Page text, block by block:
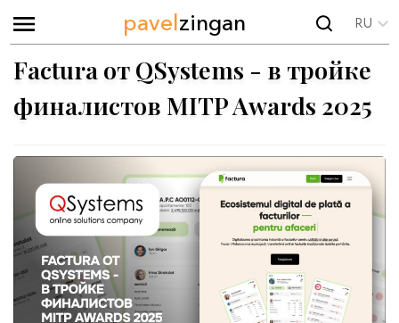
pavelzingan RU
Factura от QSystems - в тройке
финалистов MITP Awards 2025